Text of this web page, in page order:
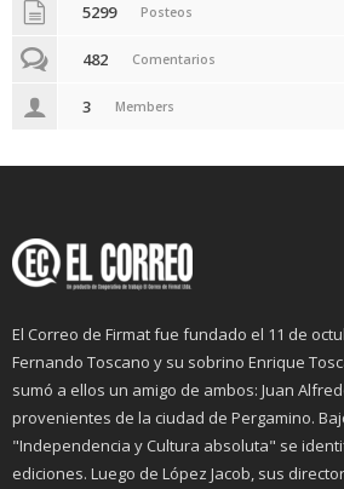
5299 Posteos
482 Comentarios
3 Members
El Correo de Firmat fue fundado el 11 de
Fernando Toscano y su sobrino Enrique
sumó a ellos un amigo de ambos: Juan
provenientes de la ciudad de Pergamino.
"Independencia y Cultura absoluta" se
ediciones. Luego de López Jacob, sus